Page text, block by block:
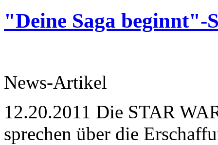
"Deine Saga beginnt"-
News-Artikel
12.20.2011 Die STAR
sprechen über die